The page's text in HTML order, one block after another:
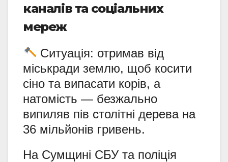
каналів та соціальних
мереж
Ситуація: отримав від
міськради землю, щоб косити
сіно та випасати корів, а
натомість — безжально
випиляв пів столітні дерева на
36 мільйонів гривень.
На Сумщині СБУ та поліція